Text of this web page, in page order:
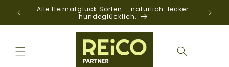
zum
Alle Heimatglück Sorten – natürlich. lecker.
hundeglücklich.